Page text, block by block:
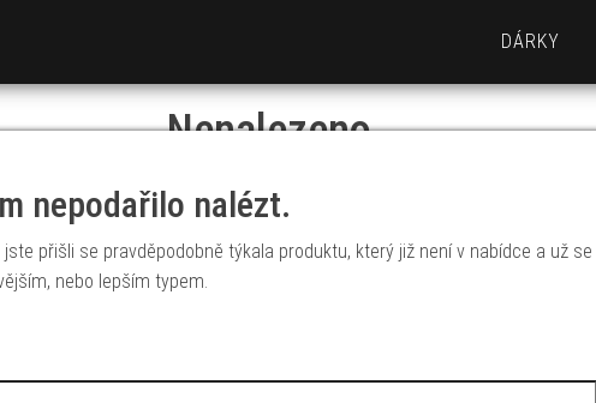
DÁRKY
Nenalezeno
nepodařilo nalézt.
přišli se pravděpodobně týkala produktu, který již není v nabídce a už se
nebo lepším typem.